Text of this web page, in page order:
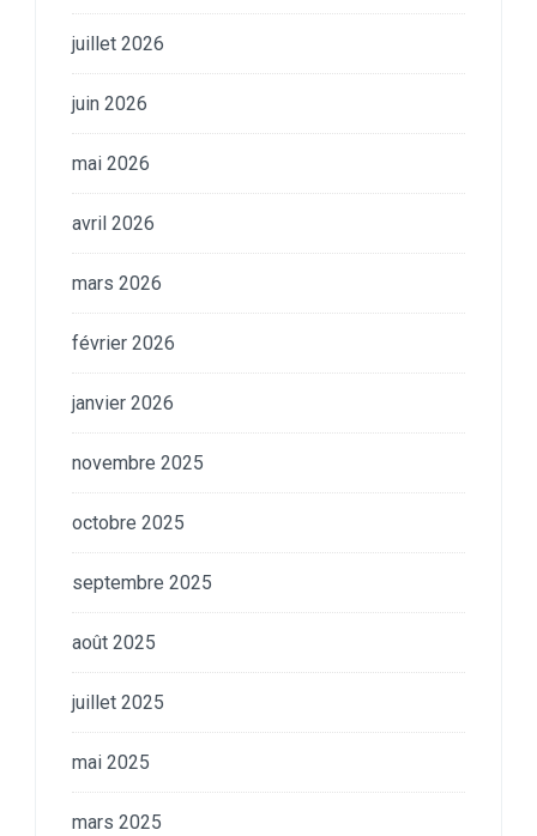
juillet 2026
juin 2026
mai 2026
avril 2026
mars 2026
février 2026
janvier 2026
novembre 2025
octobre 2025
septembre 2025
août 2025
juillet 2025
mai 2025
mars 2025